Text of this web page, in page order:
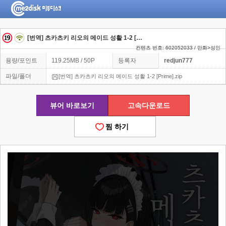
[번역] 츠카츠키 리오의 메이드 성활 1-2 [Prime]
컨텐츠 번호: 602052033 / 만화>성인
용량/포인트 119.25MB / 50P 등록자 redjun777
파일/폴더 [번역] 츠카츠키 리오의 메이드 성활 1-2 [Prime].zip
뷰어 바로보기 고속다운로드
찜 하기